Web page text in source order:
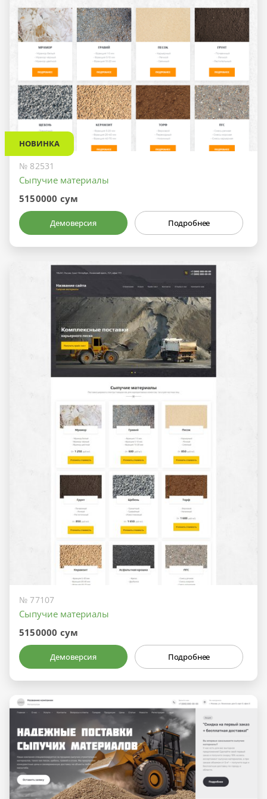
НОВИНКА
№ 82531
Сыпучие материалы
5150000 сум
Демоверсия Подробнее
№ 77107
Сыпучие материалы
5150000 сум
Демоверсия Подробнее